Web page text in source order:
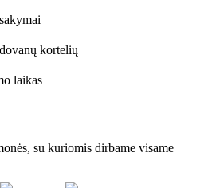
kortelių
laikas
su kuriomis dirbame visame